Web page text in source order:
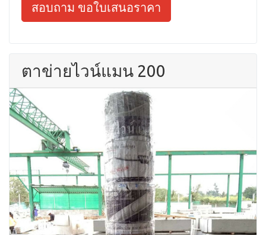
สอบถาม ขอใบเสนอราคา
ตาข่ายไวน์แมน 200